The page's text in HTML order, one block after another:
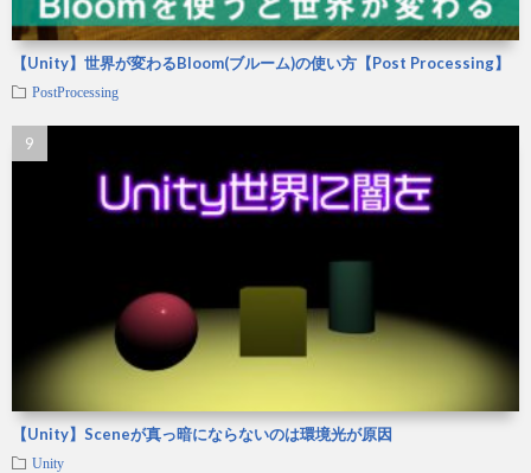
【Unity】世界が変わるBloom(ブルーム)の使い方【Post Processing】
PostProcessing
【Unity】Sceneが真っ暗にならないのは環境光が原因
Unity